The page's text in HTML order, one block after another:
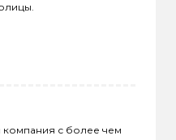
компания с более чем